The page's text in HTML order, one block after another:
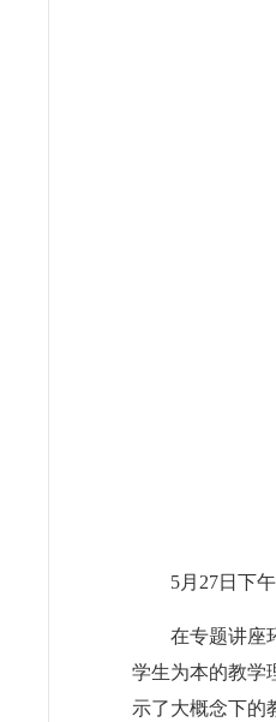
5月27日下
在专题讲座
学生为本的教学
示了大概念下的